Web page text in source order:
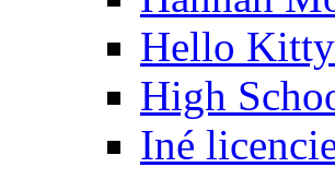
Hello Kitty
High
Iné